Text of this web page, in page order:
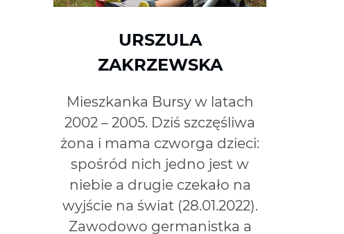
URSZULA
ZAKRZEWSKA
Mieszkanka Bursy w latach
2002 – 2005. Dziś szczęśliwa
żona i mama czworga dzieci:
spośród nich jedno jest w
niebie a drugie czekało na
wyjście na świat (28.01.2022).
Zawodowo germanistka a